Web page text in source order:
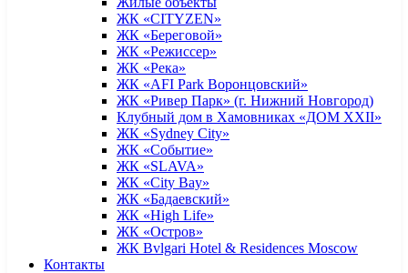
ЖК «CITYZEN»
ЖК «Береговой»
ЖК «Режиссер»
ЖК «Река»
ЖК «AFI Park Воронцовский»
ЖК «Ривер Парк» (г. Нижний Новгород)
Клубный дом в Хамовниках «ДОМ XXII»
ЖК «Sydney City»
ЖК «Событие»
ЖК «SLAVA»
ЖК «City Bay»
ЖК «Бадаевский»
ЖК «High Life»
ЖК «Остров»
ЖК Bvlgari Hotel & Residences Moscow
Контакты